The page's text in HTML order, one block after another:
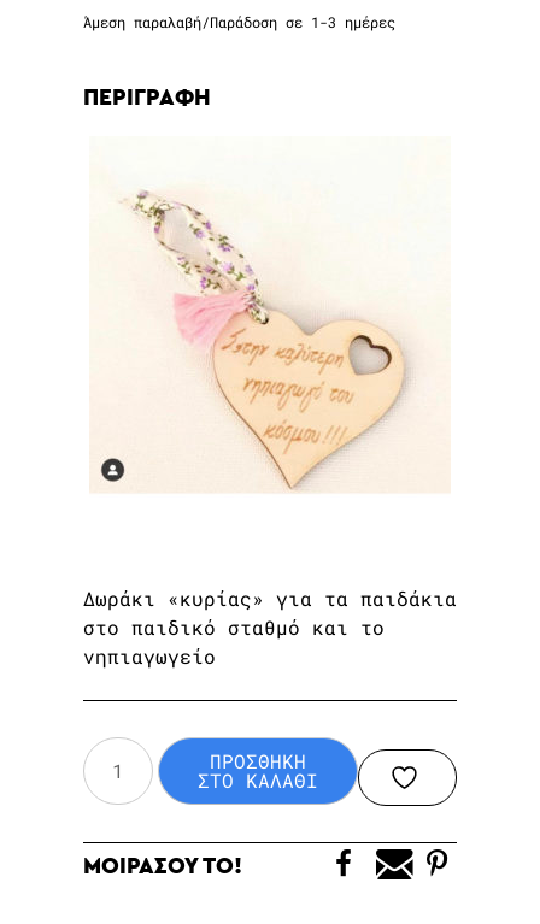
Άμεση παραλαβή/Παράδοση σε 1-3 ημέρες
ΠΕΡΙΓΡΑΦΗ
Δωράκι «κυρίας» για τα παιδάκια
στο παιδικό σταθμό και το
νηπιαγωγείο
Δωράκι
για
τη
νηπιαγωγό
ποσότητα
ΠΡΟΣΘΗΚΗ
ΣΤΟ ΚΑΛΑΘΙ
ΜΟΙΡΑΣΟΥ ΤΟ!